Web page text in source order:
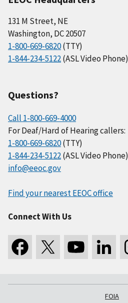
131 M Street, NE
Washington, DC 20507
1-800-669-6820(TTY)
1-844-234-5122(ASL Video Phone)
Questions?
Call 1-800-669-4000
For Deaf/Hard of Hearing callers:
1-800-669-6820(TTY)
1-844-234-5122(ASL Video Phone)
info@eeoc.gov
Find your nearest EEOC office
Connect With Us
FOIA